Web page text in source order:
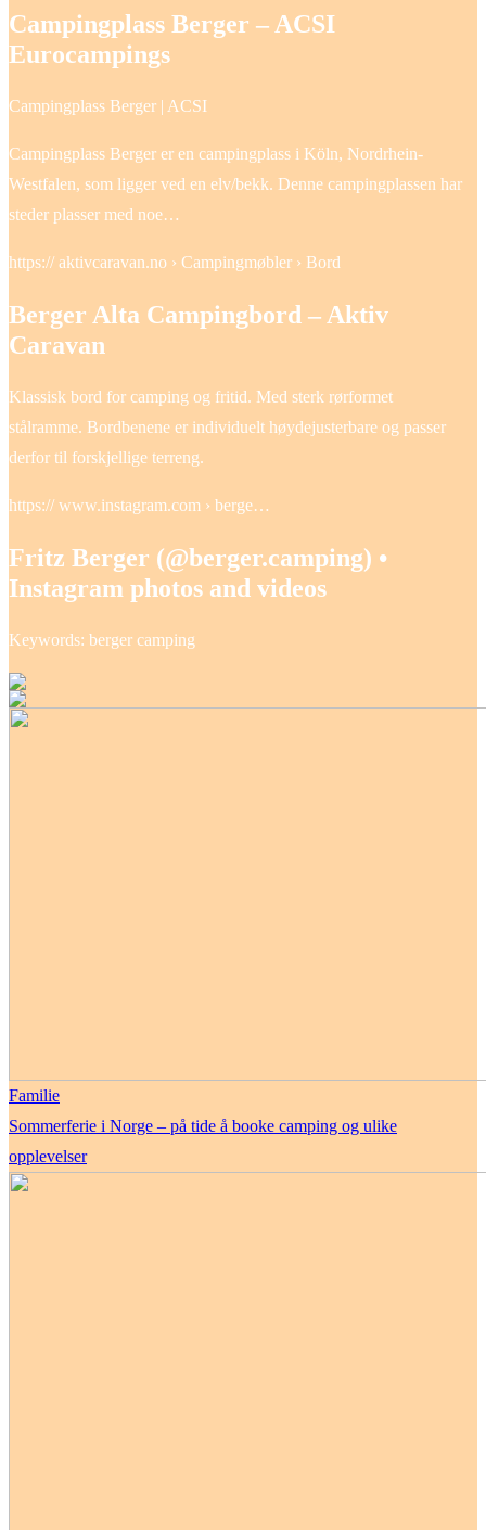
Campingplass Berger – ACSI
Eurocampings
Campingplass Berger | ACSI
Campingplass Berger er en campingplass i Köln, Nordrhein-
Westfalen, som ligger ved en elv/bekk. Denne campingplassen har
steder plasser med noe…
https:// aktivcaravan.no › Campingmøbler › Bord
Berger Alta Campingbord – Aktiv
Caravan
Klassisk bord for camping og fritid. Med sterk rørformet
stålramme. Bordbenene er individuelt høydejusterbare og passer
derfor til forskjellige terreng.
https:// www.instagram.com › berge…
Fritz Berger (@berger.camping) •
Instagram photos and videos
Keywords: berger camping
Familie
Sommerferie i Norge – på tide å booke camping og ulike
opplevelser